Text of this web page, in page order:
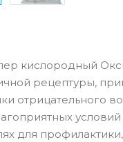
кислородный
рецептуры,
отрицательного
для